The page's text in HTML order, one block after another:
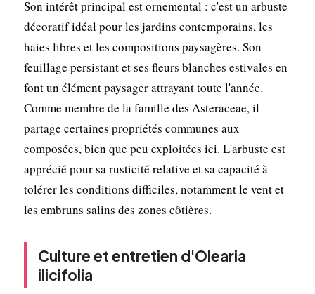
Son intérêt principal est ornemental : c'est un arbuste
décoratif idéal pour les jardins contemporains, les
haies libres et les compositions paysagères. Son
feuillage persistant et ses fleurs blanches estivales en
font un élément paysager attrayant toute l'année.
Comme membre de la famille des Asteraceae, il
partage certaines propriétés communes aux
composées, bien que peu exploitées ici. L'arbuste est
apprécié pour sa rusticité relative et sa capacité à
tolérer les conditions difficiles, notamment le vent et
les embruns salins des zones côtières.
Culture et entretien d'Olearia
ilicifolia